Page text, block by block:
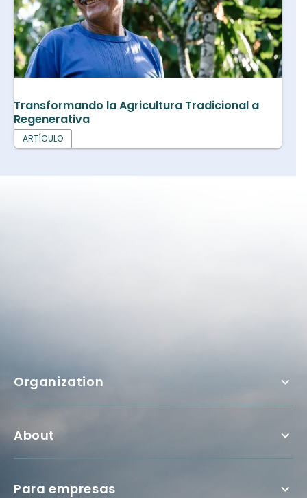
Transformando la Agricultura Tradicional a
Regenerativa
ARTÍCULO
Organization
About
Para empresas